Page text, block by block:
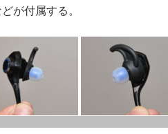
が付属する。